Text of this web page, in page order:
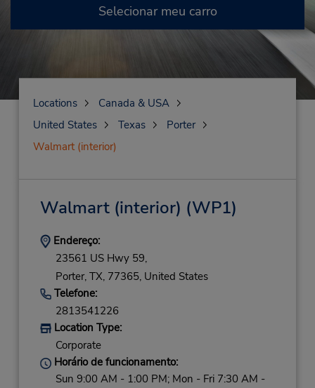
Selecionar meu carro
Locations
Canada & USA
United States
Texas
Porter
Walmart (interior)
Walmart (interior) (WP1)
Endereço:
23561 US Hwy 59,
Porter, TX, 77365, United States
Telefone:
2813541226
Location Type:
Corporate
Horário de funcionamento:
Sun 9:00 AM - 1:00 PM; Mon - Fri 7:30 AM -